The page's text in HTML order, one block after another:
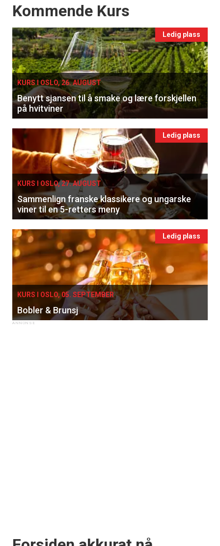
Events
Kommende Kurs
Ledig plass
KURS I OSLO, 26. AUGUST
Benytt sjansen til å smake og lære forskjellen
på hvitviner
Ledig plass
KURS I OSLO, 27. AUGUST
Sammenlign franske klassikere og ungarske
viner til en 5-retters meny
Ledig plass
KURS I OSLO, 05. SEPTEMBER
Bobler & Brunsj